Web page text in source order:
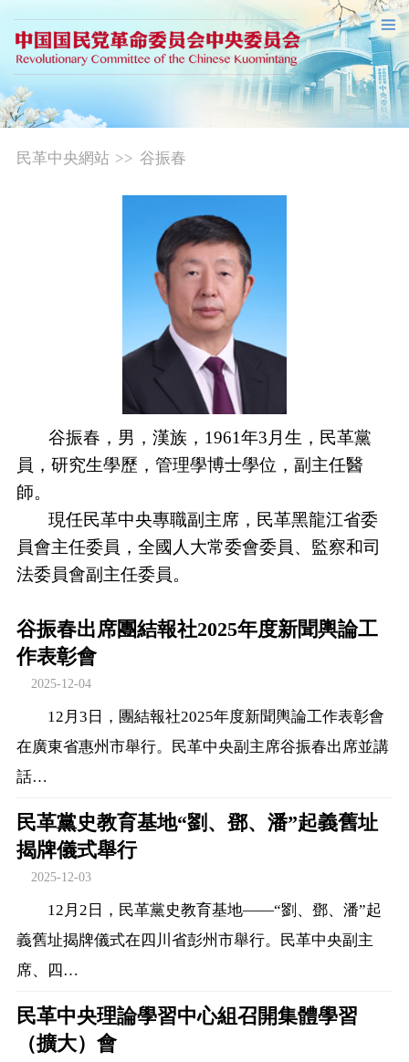
民革中央網站 >> 谷振春
谷振春，男，漢族，1961年3月生，民革黨
員，研究生學歷，管理學博士學位，副主任醫
師。
現任民革中央專職副主席，民革黑龍江省委
員會主任委員，全國人大常委會委員、監察和司
法委員會副主任委員。
谷振春出席團結報社2025年度新聞輿論工
作表彰會
2025-12-04
12月3日，團結報社2025年度新聞輿論工作表彰會
在廣東省惠州市舉行。民革中央副主席谷振春出席並講
話…
民革黨史教育基地“劉、鄧、潘”起義舊址
揭牌儀式舉行
2025-12-03
12月2日，民革黨史教育基地——“劉、鄧、潘”起
義舊址揭牌儀式在四川省彭州市舉行。民革中央副主
席、四…
民革中央理論學習中心組召開集體學習
（擴大）會